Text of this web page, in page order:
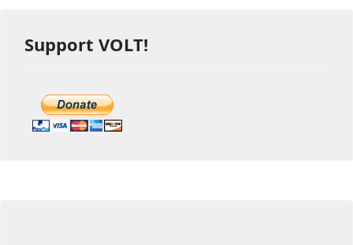
Support VOLT!